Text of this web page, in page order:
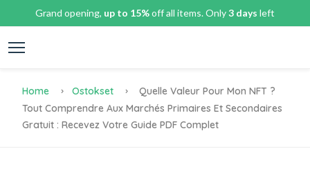
Grand opening, up to 15%off all items. Only3 days left
Home Ostokset
Quelle Valeur Pour Mon NFT ?
Tout Comprendre Aux Marchés Primaires Et Secondaires
Gratuit : Recevez Votre Guide PDF Complet